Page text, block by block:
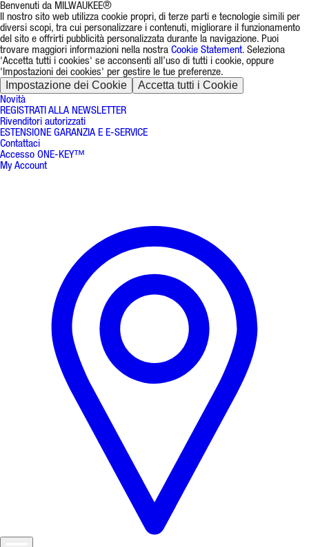
Benvenuti da MILWAUKEE®
Il nostro sito web utilizza cookie propri, di terze parti e tecnologie simili per
diversi scopi, tra cui personalizzare i contenuti, migliorare il funzionamento
del sito e offrirti pubblicità personalizzata durante la navigazione. Puoi
trovare maggiori informazioni nella nostra Cookie Statement. Seleziona
'Accetta tutti i cookies' se acconsenti all’uso di tutti i cookie, oppure
'Impostazioni dei cookies' per gestire le tue preferenze.
Impostazione dei Cookie Accetta tutti i Cookie
Novità
REGISTRATI ALLA NEWSLETTER
Rivenditori autorizzati
ESTENSIONE GARANZIA E E-SERVICE
Contattaci
Accesso ONE-KEY™
My Account